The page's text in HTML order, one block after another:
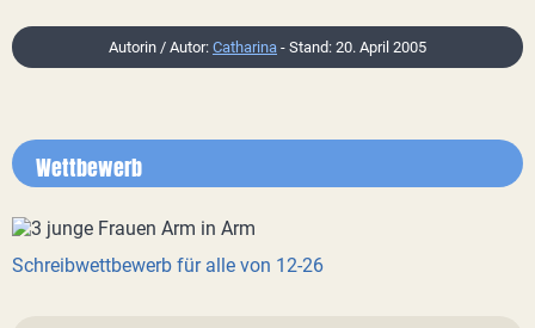
Autorin / Autor: Catharina - Stand: 20. April 2005
Wettbewerb
Schreibwettbewerb für alle von 12-26